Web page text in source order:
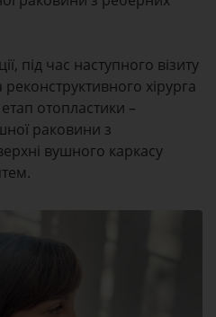
під час наступного візиту
хірурга
отопластики –
раковини з
вушного каркасу